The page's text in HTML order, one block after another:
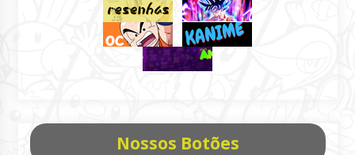
Nossos Botões